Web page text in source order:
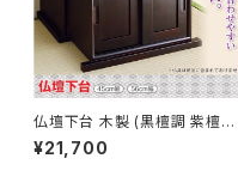
仏壇下台 木製 (黒檀調 紫檀調)
(45cm幅 56cm幅) / 生活雑貨
日用品 仏事・神事用品
¥21,700